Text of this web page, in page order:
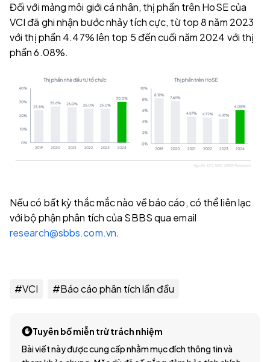
Đối với mảng môi giới cá nhân, thị phần trên HoSE của
VCI đã ghi nhận bước nhảy tích cực, từ top 8 năm 2023
với thị phần 4.47% lên top 5 đến cuối năm 2024 với thị
phần 6.08%.
Nếu có bất kỳ thắc mắc nào về báo cáo, có thể liên lạc
với bộ phận phân tích của SBBS qua email
research@sbbs.com.vn.
#VCI #Báo cáo phân tích lần đầu
Tuyên bố miễn trừ trách nhiệm
Bài viết này được cung cấp nhằm mục đích thông tin và